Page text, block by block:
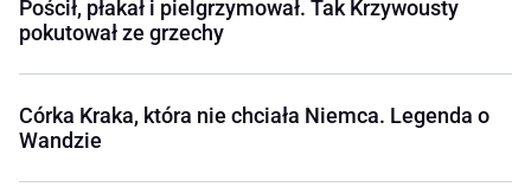
Pościł, płakał i pielgrzymował. Tak Krzywousty
pokutował ze grzechy
Córka Kraka, która nie chciała Niemca. Legenda o
Wandzie